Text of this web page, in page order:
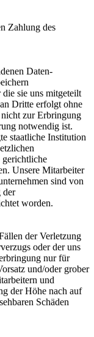
Zahlung des
Daten-
sie uns mitgeteilt
Dritte erfolgt ohne
zur Erbringung
notwendig ist.
staatliche Institution
Unsere Mitarbeiter
sind von
der
worden.
der Verletzung
oder der uns
nur für
und/oder grober
und
der Höhe nach auf
Schäden